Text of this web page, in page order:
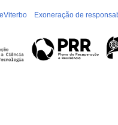
Exoneração de